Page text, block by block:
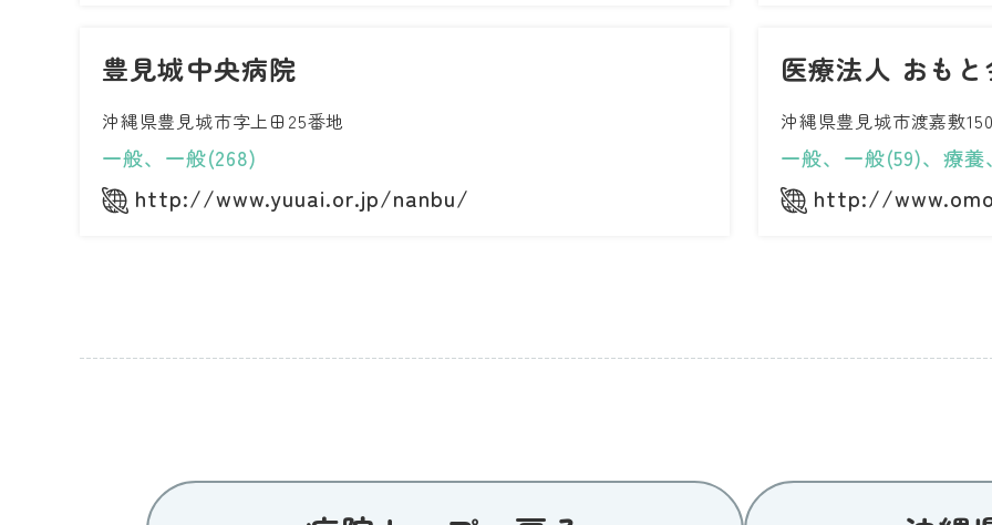
豊見城中央病院
沖縄県豊見城市字上田25番地
一般、一般(268)
http://www.yuuai.or.jp/nanbu/
医療法人 おも
沖縄県豊見城市渡嘉敷
一般、一般(59)、療養
http://